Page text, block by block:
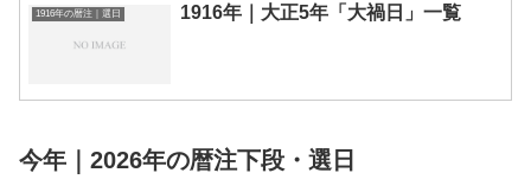
1916年の暦注｜選日 1916年｜大正5年「大禍日」一覧
今年｜2026年の暦注下段・選日